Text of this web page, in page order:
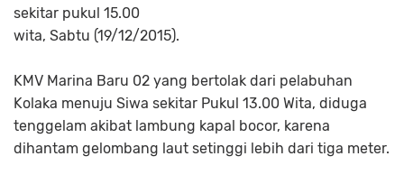
sekitar pukul 15.00
wita, Sabtu (19/12/2015).
KMV Marina Baru 02 yang bertolak dari pelabuhan
Kolaka menuju Siwa sekitar Pukul 13.00 Wita, diduga
tenggelam akibat lambung kapal bocor, karena
dihantam gelombang laut setinggi lebih dari tiga meter.